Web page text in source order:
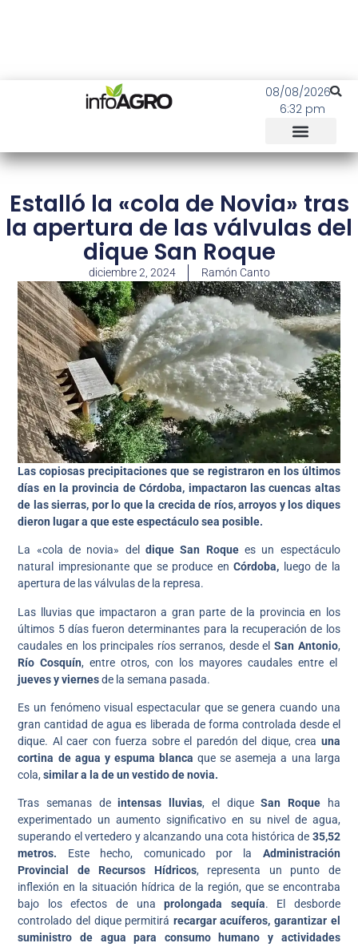
08/08/2026
6:32 pm
Estalló la «cola de Novia» tras
la apertura de las válvulas del
dique San Roque
diciembre 2, 2024 Ramón Canto
Las copiosas precipitaciones que se registraron en los últimos
días en la provincia de Córdoba, impactaron las cuencas altas
de las sierras, por lo que la crecida de ríos, arroyos y los diques
dieron lugar a que este espectáculo sea posible.
La «cola de novia» del dique San Roque es un espectáculo
natural impresionante que se produce enCórdoba, luego de la
apertura de las válvulas de la represa.
Las lluvias que impactaron a gran parte de la provincia en los
últimos 5 días fueron determinantes para la recuperación de los
caudales en los principales ríos serranos, desde elSan Antonio,
Río Cosquín, entre otros, con los mayores caudales entre el
jueves y viernesde la semana pasada.
Es un fenómeno visual espectacular que se genera cuando una
gran cantidad de agua es liberada de forma controlada desde el
dique. Al caer con fuerza sobre el paredón del dique, crea una
cortina de agua y espuma blancaque se asemeja a una larga
cola, similar a la de un vestido de novia.
Tras semanas deintensas lluvias, el diqueSan Roqueha
experimentado un aumento significativo en su nivel de agua,
superando el vertedero y alcanzando una cota histórica de 35,52
metros. Este hecho, comunicado por la Administración
Provincial de Recursos Hídricos, representa un punto de
inflexión en la situación hídrica de la región, que se encontraba
bajo los efectos de unaprolongada sequía. El desborde
controlado del dique permitirá recargar acuíferos, garantizar el
suministro de agua para consumo humano y actividades